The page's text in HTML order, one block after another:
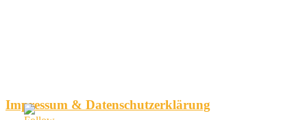
Impressum & Datenschutzerklärung